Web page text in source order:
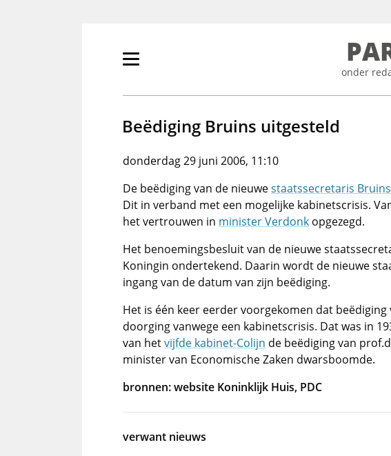
Primair
tonen/verbergen
onder
Beëdiging Bruins uitgesteld
donderdag 29 juni 2006, 11:10
De beëdiging van de nieuwestaatssecretaris Bruins
Dit in verband met een mogelijke kabinetscrisis.
het vertrouwen in minister Verdonk opgezegd.
Het benoemingsbesluit van de nieuwe
Koningin ondertekend. Daarin wordt de nieuwe
ingang van de datum van zijn beëdiging.
Het is één keer eerder voorgekomen dat
doorging vanwege een kabinetscrisis. Dat was in
van hetvijfde kabinet-Colijn de beëdiging van
minister van Economische Zaken dwarsboomde.
bronnen: website Koninklijk Huis, PDC
verwant nieuws